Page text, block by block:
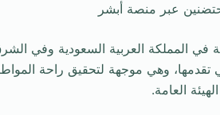
عبر منصة أبشر
في المملكة العربية السعودية وفي
تقدمها، وهي موجهة لتحقيق راحة
العامة.